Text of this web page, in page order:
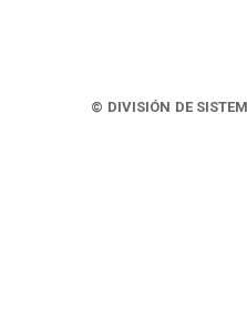
© DIVISIÓN DE